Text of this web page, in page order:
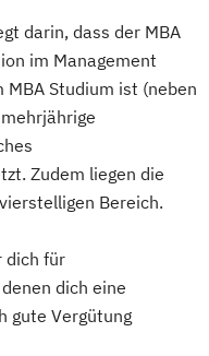
darin, dass der MBA
im Management
Studium ist (neben
Zudem liegen die
Bereich.
dich für
dich eine
gute Vergütung